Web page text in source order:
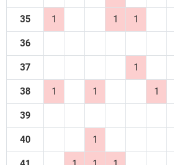
35 1 1 1
36
37 1
38 1 1 1
39
40 1